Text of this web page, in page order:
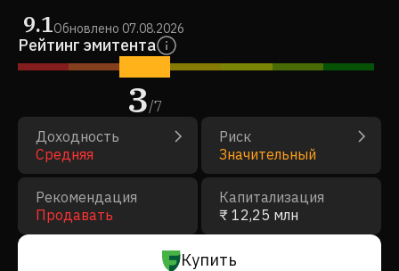
9.1Обновлено 07.08.2026
Рейтинг эмитента
3/7
Доходность
Средняя
Риск
Значительный
Рекомендация
Продавать
Капитализация
₹ 12,25 млн
Купить